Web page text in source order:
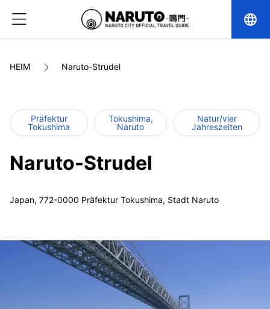
language
HEIM Naruto-Strudel
Präfektur
Tokushima
Tokushima,
Naruto
Natur/vier
Jahreszeiten
Naruto-Strudel
Japan, 772-0000 Präfektur Tokushima, Stadt Naruto